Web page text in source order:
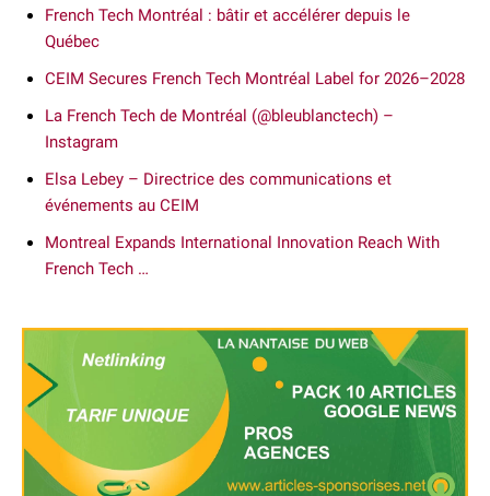
French Tech Montréal : bâtir et accélérer depuis le
Québec
CEIM Secures French Tech Montréal Label for 2026–2028
La French Tech de Montréal (@bleublanctech) –
Instagram
Elsa Lebey – Directrice des communications et
événements au CEIM
Montreal Expands International Innovation Reach With
French Tech …